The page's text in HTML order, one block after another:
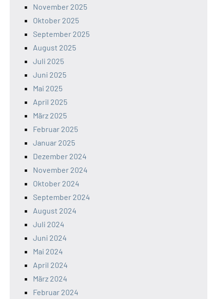
November 2025
Oktober 2025
September 2025
August 2025
Juli 2025
Juni 2025
Mai 2025
April 2025
März 2025
Februar 2025
Januar 2025
Dezember 2024
November 2024
Oktober 2024
September 2024
August 2024
Juli 2024
Juni 2024
Mai 2024
April 2024
März 2024
Februar 2024